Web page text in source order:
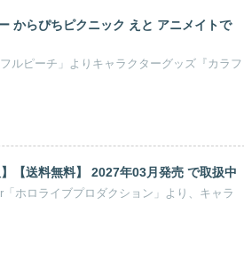
からぴちピクニック えと アニメイトで
ルピーチ」よりキャラクターグッズ『カラフ
【送料無料】 2027年03月発売 で取扱中
ホロライブプロダクション」より、キャラ